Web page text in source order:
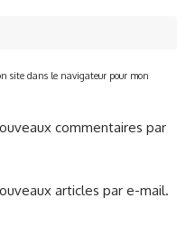
site dans le navigateur pour mon
commentaires par
articles par e-mail.